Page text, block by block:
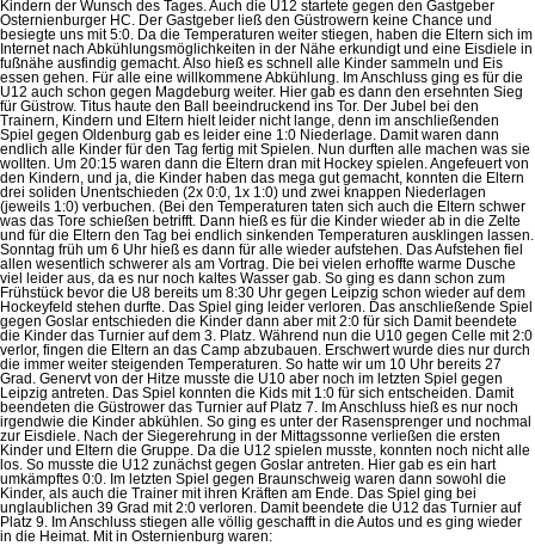
Kindern der Wunsch des Tages. Auch die U12 startete gegen den Gastgeber
Osternienburger HC. Der Gastgeber ließ den Güstrowern keine Chance und
besiegte uns mit 5:0. Da die Temperaturen weiter stiegen, haben die Eltern sich im
Internet nach Abkühlungsmöglichkeiten in der Nähe erkundigt und eine Eisdiele in
fußnähe ausfindig gemacht. Also hieß es schnell alle Kinder sammeln und Eis
essen gehen. Für alle eine willkommene Abkühlung. Im Anschluss ging es für die
U12 auch schon gegen Magdeburg weiter. Hier gab es dann den ersehnten Sieg
für Güstrow. Titus haute den Ball beeindruckend ins Tor. Der Jubel bei den
Trainern, Kindern und Eltern hielt leider nicht lange, denn im anschließenden
Spiel gegen Oldenburg gab es leider eine 1:0 Niederlage. Damit waren dann
endlich alle Kinder für den Tag fertig mit Spielen. Nun durften alle machen was sie
wollten. Um 20:15 waren dann die Eltern dran mit Hockey spielen. Angefeuert von
den Kindern, und ja, die Kinder haben das mega gut gemacht, konnten die Eltern
drei soliden Unentschieden (2x 0:0, 1x 1:0) und zwei knappen Niederlagen
(jeweils 1:0) verbuchen. (Bei den Temperaturen taten sich auch die Eltern schwer
was das Tore schießen betrifft. Dann hieß es für die Kinder wieder ab in die Zelte
und für die Eltern den Tag bei endlich sinkenden Temperaturen ausklingen lassen.
Sonntag früh um 6 Uhr hieß es dann für alle wieder aufstehen. Das Aufstehen fiel
allen wesentlich schwerer als am Vortrag. Die bei vielen erhoffte warme Dusche
viel leider aus, da es nur noch kaltes Wasser gab. So ging es dann schon zum
Frühstück bevor die U8 bereits um 8:30 Uhr gegen Leipzig schon wieder auf dem
Hockeyfeld stehen durfte. Das Spiel ging leider verloren. Das anschließende Spiel
gegen Goslar entschieden die Kinder dann aber mit 2:0 für sich Damit beendete
die Kinder das Turnier auf dem 3. Platz. Während nun die U10 gegen Celle mit 2:0
verlor, fingen die Eltern an das Camp abzubauen. Erschwert wurde dies nur durch
die immer weiter steigenden Temperaturen. So hatte wir um 10 Uhr bereits 27
Grad. Genervt von der Hitze musste die U10 aber noch im letzten Spiel gegen
Leipzig antreten. Das Spiel konnten die Kids mit 1:0 für sich entscheiden. Damit
beendeten die Güstrower das Turnier auf Platz 7. Im Anschluss hieß es nur noch
irgendwie die Kinder abkühlen. So ging es unter der Rasensprenger und nochmal
zur Eisdiele. Nach der Siegerehrung in der Mittagssonne verließen die ersten
Kinder und Eltern die Gruppe. Da die U12 spielen musste, konnten noch nicht alle
los. So musste die U12 zunächst gegen Goslar antreten. Hier gab es ein hart
umkämpftes 0:0. Im letzten Spiel gegen Braunschweig waren dann sowohl die
Kinder, als auch die Trainer mit ihren Kräften am Ende. Das Spiel ging bei
unglaublichen 39 Grad mit 2:0 verloren. Damit beendete die U12 das Turnier auf
Platz 9. Im Anschluss stiegen alle völlig geschafft in die Autos und es ging wieder
in die Heimat. Mit in Osternienburg waren: